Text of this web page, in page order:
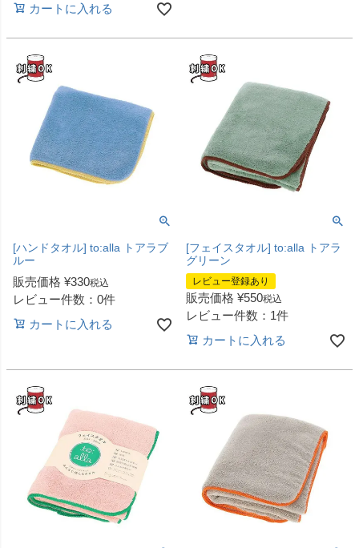
カートに入れる
[ハンドタオル] to:alla トアラブ
ルー
販売価格 ¥330税込
レビュー件数：0件
カートに入れる
[フェイスタオル] to:alla トアラ
グリーン
レビュー登録あり
販売価格 ¥550税込
レビュー件数：1件
カートに入れる